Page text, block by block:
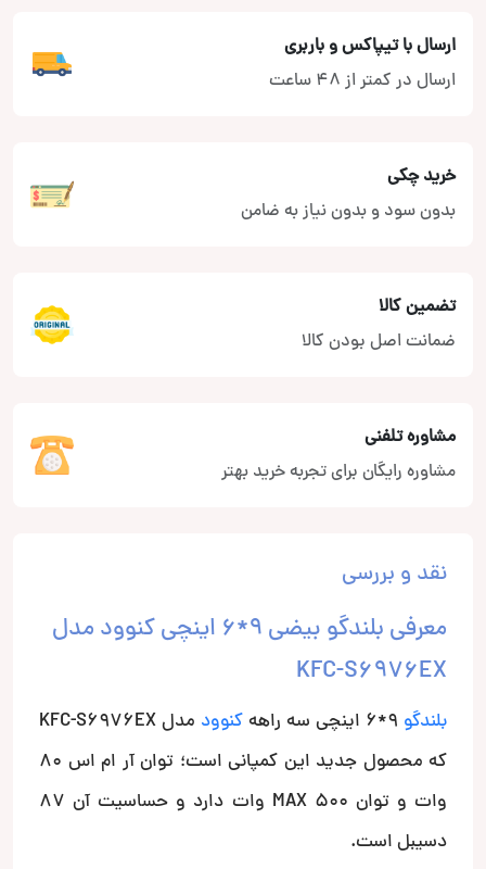
ارسال با تیپاکس و باربری
ارسال در کمتر از 48 ساعت
خرید چکی
بدون سود و بدون نیاز به ضامن
تضمین کالا
ضمانت اصل بودن کالا
مشاوره تلفنی
مشاوره رایگان برای تجربه خرید بهتر
نقد و بررسی
معرفی بلندگو بیضی 9*6 اینچی کنوود مدل
KFC-S6976EX
بلندگو 9*6 اینچی سه راهه کنوود
مدل KFC-S6976EX
که محصول جدید این کمپانی است؛ توان آر ام اس 80
وات و توان MAX 500 وات دارد و حساسیت آن 87
دسیبل است.